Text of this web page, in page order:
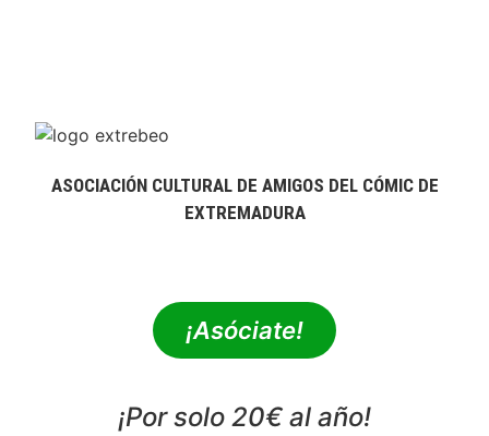
ASOCIACIÓN CULTURAL DE AMIGOS DEL CÓMIC DE
EXTREMADURA
¡Asóciate!
¡Por solo 20€ al año!